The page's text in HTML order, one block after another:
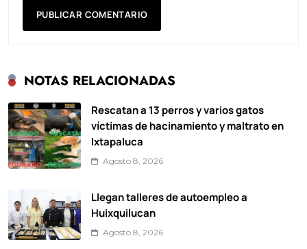
NOTAS RELACIONADAS
Rescatan a 13 perros y varios gatos
víctimas de hacinamiento y maltrato en
Ixtapaluca
Agosto 8, 2026
Llegan talleres de autoempleo a
Huixquilucan
Agosto 8, 2026